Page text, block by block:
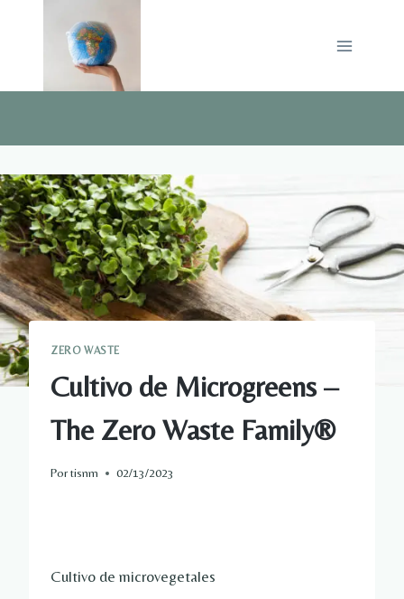
ZERO WASTE
Cultivo de Microgreens –
The Zero Waste Family®
Portisnm 02/13/2023
Cultivo de microvegetales